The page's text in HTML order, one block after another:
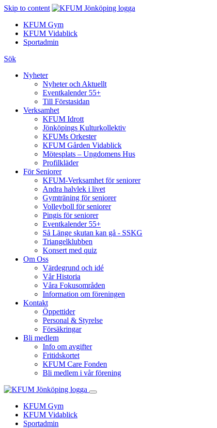
Skip to content
KFUM Gym
KFUM Vidablick
Sportadmin
Sök
Nyheter
Nyheter och Aktuellt
Eventkalender 55+
Till Förstasidan
Verksamhet
KFUM Idrott
Jönköpings Kulturkollektiv
KFUMs Orkester
KFUM Gården Vidablick
Mötesplats – Ungdomens Hus
Profilkläder
För Seniorer
KFUM-Verksamhet för seniorer
Andra halvlek i livet
Gymträning för seniorer
Volleyboll för seniorer
Pingis för seniorer
Eventkalender 55+
Så Länge skutan kan gå - SSKG
Triangelklubben
Konsert med quiz
Om Oss
Värdegrund och idé
Vår Historia
Våra Fokusområden
Information om föreningen
Kontakt
Öppettider
Personal & Styrelse
Försäkringar
Bli medlem
Info om avgifter
Fritidskortet
KFUM Care Fonden
Bli medlem i vår förening
KFUM Gym
KFUM Vidablick
Sportadmin